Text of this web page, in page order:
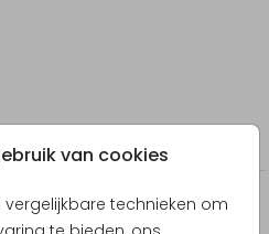
van cookies
technieken om